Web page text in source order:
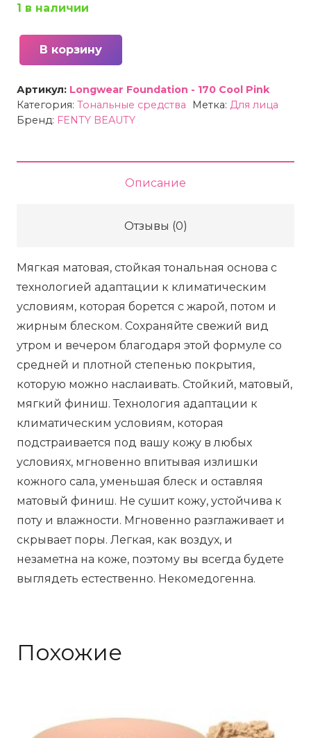
1 в наличии
Количество
Тональный
крем
Longwear
Foundation
-
170
Cool
Pink,
32
мл
В корзину
Артикул: Longwear Foundation - 170 Cool Pink
Категория: Тональные средства Метка: Для лица
Бренд: FENTY BEAUTY
Описание
Отзывы (0)
Мягкая матовая, стойкая тональная основа с
технологией адаптации к климатическим
условиям, которая борется с жарой, потом и
жирным блеском. Сохраняйте свежий вид
утром и вечером благодаря этой формуле со
средней и плотной степенью покрытия,
которую можно наслаивать. Стойкий, матовый,
мягкий финиш. Технология адаптации к
климатическим условиям, которая
подстраивается под вашу кожу в любых
условиях, мгновенно впитывая излишки
кожного сала, уменьшая блеск и оставляя
матовый финиш. Не сушит кожу, устойчива к
поту и влажности. Мгновенно разглаживает и
скрывает поры. Легкая, как воздух, и
незаметна на коже, поэтому вы всегда будете
выглядеть естественно. Некомедогенна.
Похожие